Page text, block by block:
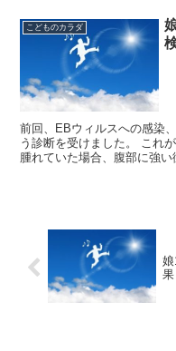
こどものカラダ
前回、EBウィルスへの感染
う診断を受けました。 これ
腫れていた場合、腹部に強い
果